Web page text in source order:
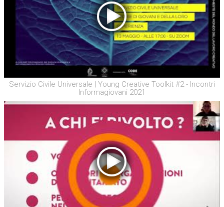
Servizio Civile Universale | Young Creative Toolkit #2 - Incontri
Informagiovani 2021